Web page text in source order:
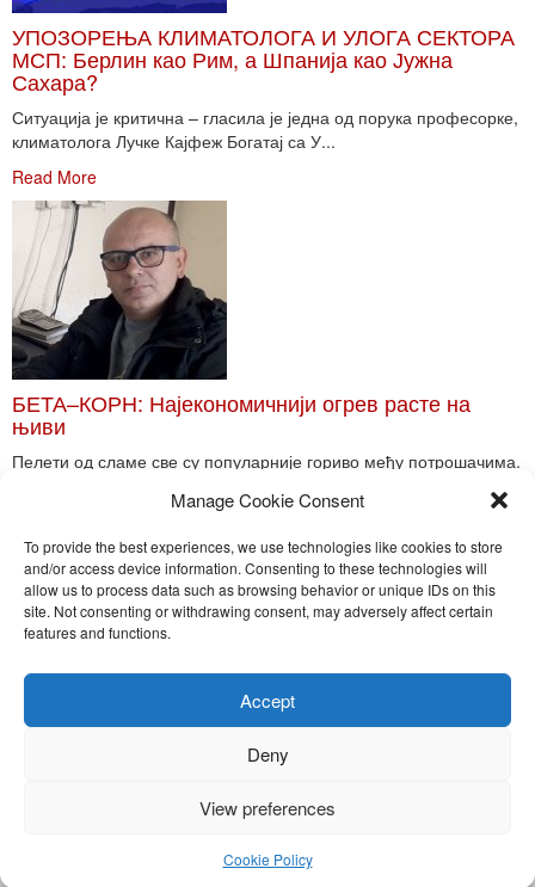
Manage Cookie Consent
To provide the best experiences, we use technologies like cookies to store
and/or access device information. Consenting to these technologies will
allow us to process data such as browsing behavior or unique IDs on this
site. Not consenting or withdrawing consent, may adversely affect certain
features and functions.
Accept
Deny
View preferences
Cookie Policy
УПОЗОРЕЊА КЛИМАТОЛОГА И УЛОГА СЕКТОРА
МСП: Берлин као Рим, а Шпанија као Јужна
Сахара?
Ситуација је критична – гласила је једна од порука професорке,
климатолога Лучке Кајфеж Богатај са У...
Read More
БЕТА–КОРН: Најекономичнији огрев расте на
њиви
Пелети од сламе све су популарније гориво међу потрошачима.
Toggle
Nira Press d.o.o.
Sadržaj ovog sajta je zakonom zaštićena intelektualna svojina
kopiranje, objavljivanje celine ili delova bilo kog proizvoda NiraPress